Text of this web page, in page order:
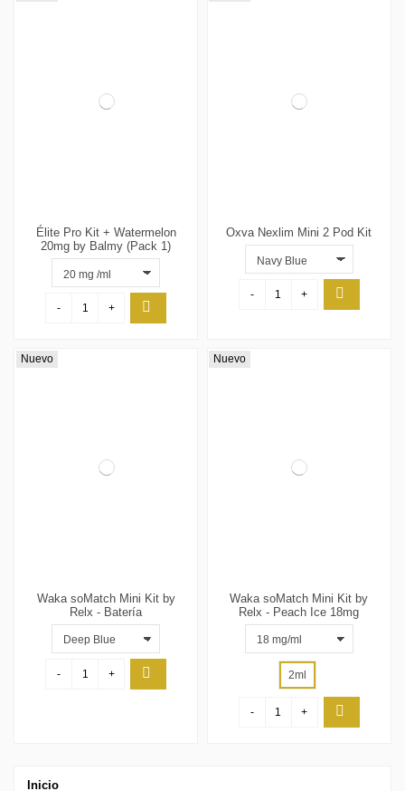
Élite Pro Kit + Watermelon
20mg by Balmy (Pack 1)
- +
Oxva Nexlim Mini 2 Pod Kit
- +
Nuevo
Waka soMatch Mini Kit by
Relx - Batería
- +
Nuevo
Waka soMatch Mini Kit by
Relx - Peach Ice 18mg
2ml
- +
Inicio